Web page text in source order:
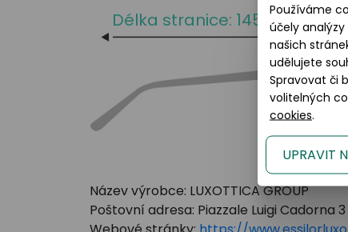
Délka stranice: 145 mm
Název výrobce: LUXOTTICA GROUP
Poštovní adresa: Piazzale Luigi Cadorna
Používáme
účely
našich
udělujete
Spravovat či
volitelných
cookies.
UPRAVIT